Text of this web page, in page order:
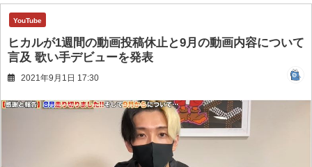
YouTube
ヒカルが1週間の動画投稿休止と9月の動画内容について
言及 歌い手デビューを発表
2021年9月1日 17:30